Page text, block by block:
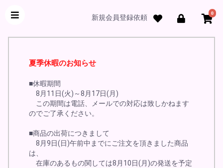
新規会員登録依頼
0
夏季休暇のお知らせ
■休暇期間
8月11日(火)～8月17日(月)
この期間は電話、メールでの対応は致しかねます
のでご了承ください。
■商品の出荷につきまして
8月9日(日)午前中までにご注文を頂きました商品
は、
在庫のあるもの関しては8月10日(月)の発送を予定